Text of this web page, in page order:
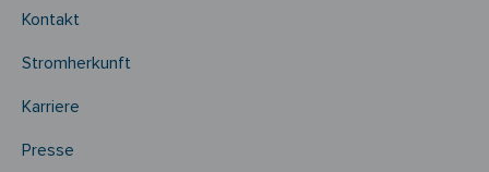
Kontakt
Stromherkunft
Karriere
Presse